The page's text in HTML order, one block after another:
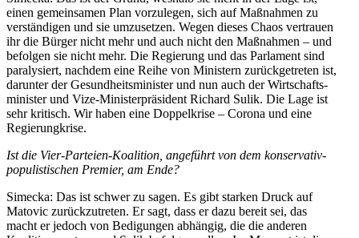
einen gemein­samen Plan vorzu­legen, sich auf Maßnahmen zu
verstän­digen und sie umzusetzen. Wegen dieses Chaos vertrauen
ihr die Bürger nicht mehr und auch nicht den Maßnahmen – und
befolgen sie nicht mehr. Die Regierung und das Parlament sind
paraly­siert, nachdem eine Reihe von Ministern zurück­ge­treten ist,
darunter der Gesund­heits­mi­nister und nun auch der Wirtschafts­
mi­nister und Vize-Minis­ter­prä­sident Richard Sulik. Die Lage ist
sehr kritisch. Wir haben eine Doppel­krise – Corona und eine
Regierungkrise.
Ist die Vier-Parteien-Koalition, angeführt von dem konser­vativ-
populis­ti­schen Premier, am Ende?
Simecka: Das ist schwer zu sagen. Es gibt starken Druck auf
Matovic zurück­zu­treten. Er sagt, dass er dazu bereit sei, das
macht er jedoch von Bedigungen abhängig, die die anderen